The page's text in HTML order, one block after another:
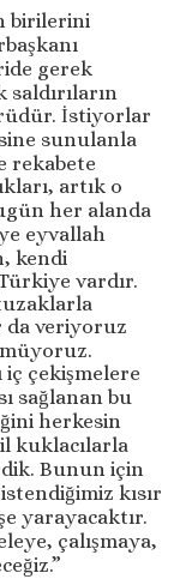
birilerini
gerek
İstiyorlar
sunulanla
rekabete
artık o
her alanda
eyvallah
kendi
vardır.
da veriyoruz
iç çekişmelere
sağlanan bu
herkesin
kuklacılarla
Bunun için
kısır
yarayacaktır.
çalışmaya,